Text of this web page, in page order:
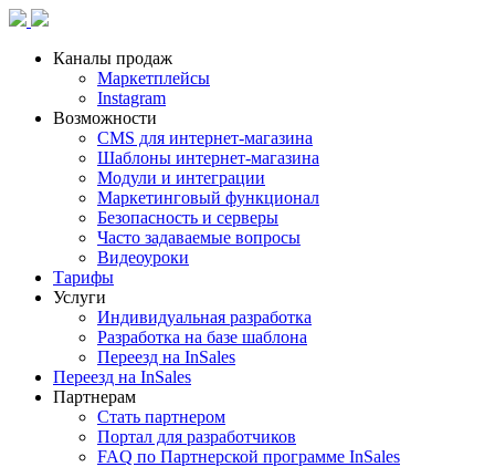
Каналы продаж
Маркетплейсы
Instagram
Возможности
CMS для интернет-магазина
Шаблоны интернет-магазина
Модули и интеграции
Маркетинговый функционал
Безопасность и серверы
Часто задаваемые вопросы
Видеоуроки
Тарифы
Услуги
Индивидуальная разработка
Разработка на базе шаблона
Переезд на InSales
Переезд на InSales
Партнерам
Стать партнером
Портал для разработчиков
FAQ по Партнерской программе InSales